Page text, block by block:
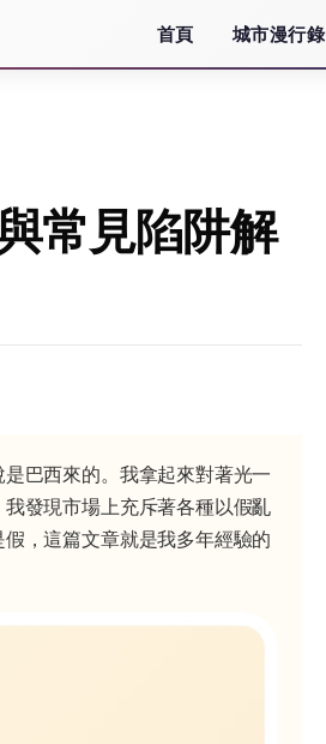
首頁 城市漫行錄
常見陷阱解
巴西來的。我拿起來對著光一
發現市場上充斥著各種以假亂
，這篇文章就是我多年經驗的